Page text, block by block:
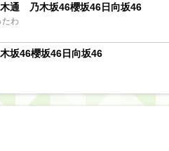
木通 乃木坂46櫻坂46日向坂46
たわ
坂46櫻坂46日向坂46